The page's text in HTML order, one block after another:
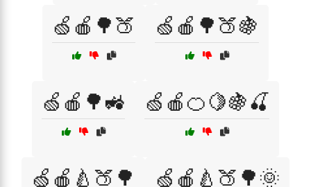
🍏🍎🌳🍑 🍏🍎🌳🍑🍇
🍏🍎🌳🚜 🍏🍎🍊🍋🍇🍒
🍏🍎🍐🍑🌳 🍏🍎🍐🍑🌳🌞